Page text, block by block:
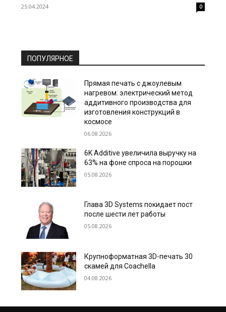
25.04.2024 0
ПОПУЛЯРНОЕ
Прямая печать с джоулевым
нагревом: электрический метод
аддитивного производства для
изготовления конструкций в
космосе
06.08.2026
6K Additive увеличила выручку на
63% на фоне спроса на порошки
05.08.2026
Глава 3D Systems покидает пост
после шести лет работы
05.08.2026
Крупноформатная 3D-печать 30
скамей для Coachella
04.08.2026